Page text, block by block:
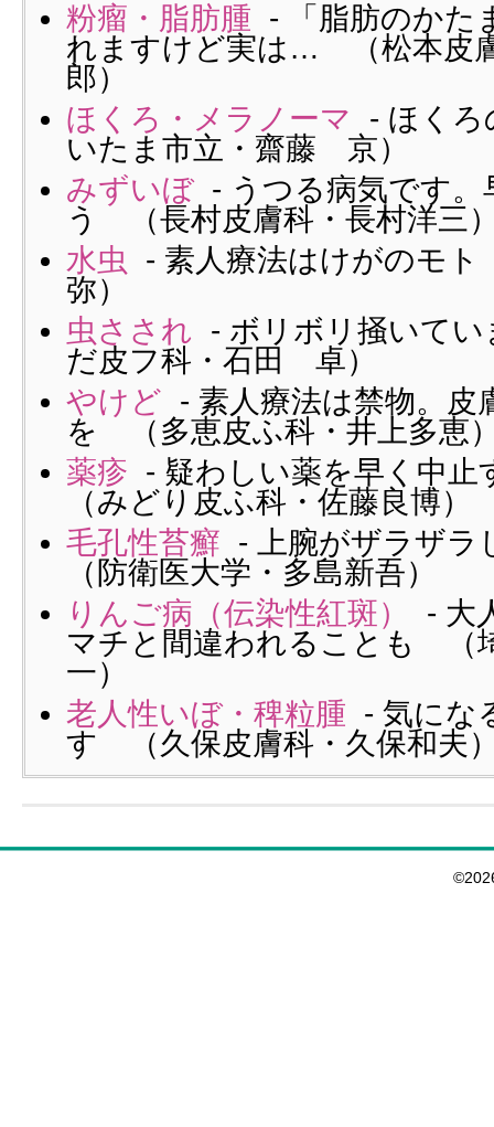
粉瘤・脂肪腫 - 「脂肪のかた
れますけど実は… （松本皮
郎）
ほくろ・メラノーマ - ほく
いたま市立・齋藤 京）
みずいぼ- うつる病気です。
う （長村皮膚科・長村洋三
水虫 - 素人療法はけがのモ
弥）
虫さされ - ボリボリ掻いて
だ皮フ科・石田 卓）
やけど - 素人療法は禁物。皮
を （多恵皮ふ科・井上多恵
薬疹 - 疑わしい薬を早く中
（みどり皮ふ科・佐藤良博）
毛孔性苔癬 - 上腕がザラザ
（防衛医大学・多島新吾）
りんご病（伝染性紅斑）
- 大
マチと間違われることも （
一）
老人性いぼ・稗粒腫 - 気にな
す （久保皮膚科・久保和夫